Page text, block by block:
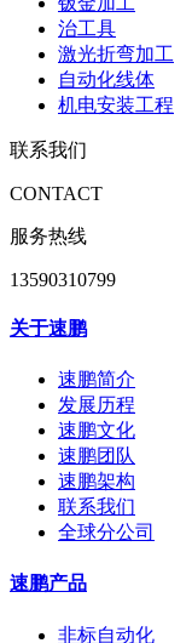
治工具
激光折弯加工
自动化线体
机电安装工程
联系我们
CONTACT
服务热线
13590310799
关于速鹏
速鹏简介
发展历程
速鹏文化
速鹏团队
速鹏架构
联系我们
全球分公司
速鹏产品
非标自动化